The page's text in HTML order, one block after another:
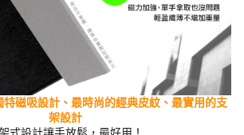
特磁吸設計、最時尚的經典皮紋 、最實用的支
架設計
式設計讓手放鬆，最好用！